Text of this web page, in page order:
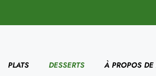
PLATS DESSERTS À PROPOS